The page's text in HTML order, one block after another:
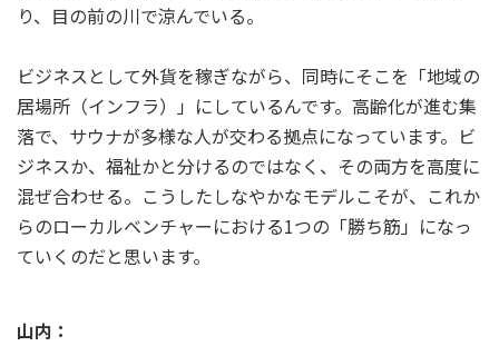
り、目の前の川で涼んでいる。
ビジネスとして外貨を稼ぎながら、同時にそこを「地域の
居場所（インフラ）」にしているんです。高齢化が進む集
落で、サウナが多様な人が交わる拠点になっています。ビ
ジネスか、福祉かと分けるのではなく、その両方を高度に
混ぜ合わせる。こうしたしなやかなモデルこそが、これか
らのローカルベンチャーにおける1つの「勝ち筋」になっ
ていくのだと思います。
山内：